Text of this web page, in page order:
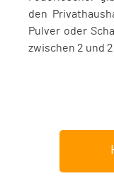
den
Pulver oder
zwischen 2 und